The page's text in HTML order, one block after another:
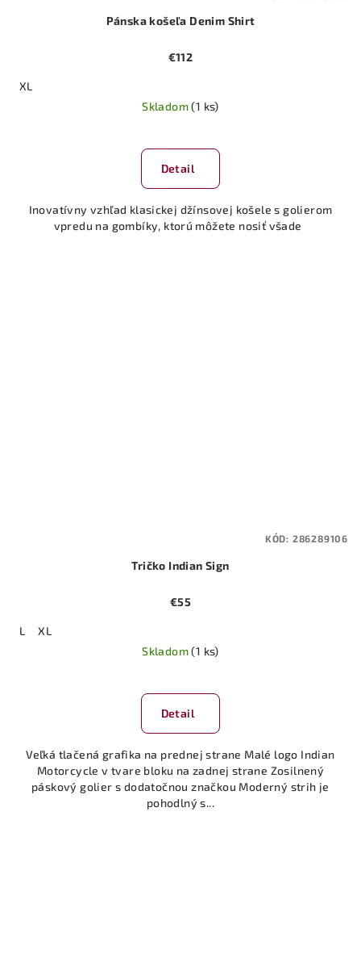
Pánska košeľa Denim Shirt
€112
XL
Skladom(1 ks)
Detail
Inovatívny vzhľad klasickej džínsovej košele s golierom
vpredu na gombíky, ktorú môžete nosiť všade
Tričko Indian Sign
€55
L
XL
Skladom(1 ks)
Detail
Veľká tlačená grafika na prednej strane Malé logo Indian
Motorcycle v tvare bloku na zadnej strane Zosilnený
páskový golier s dodatočnou značkou Moderný strih je
pohodlný s...
KÓD: 286289106